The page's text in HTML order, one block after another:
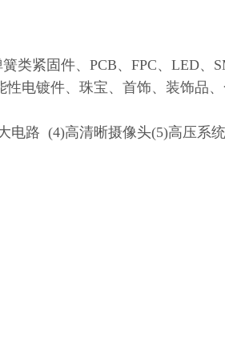
类紧固件、PCB、FPC、LED、
电镀件、珠宝、首饰、装饰品
电路 (4)高清晰摄像头(5)高压系